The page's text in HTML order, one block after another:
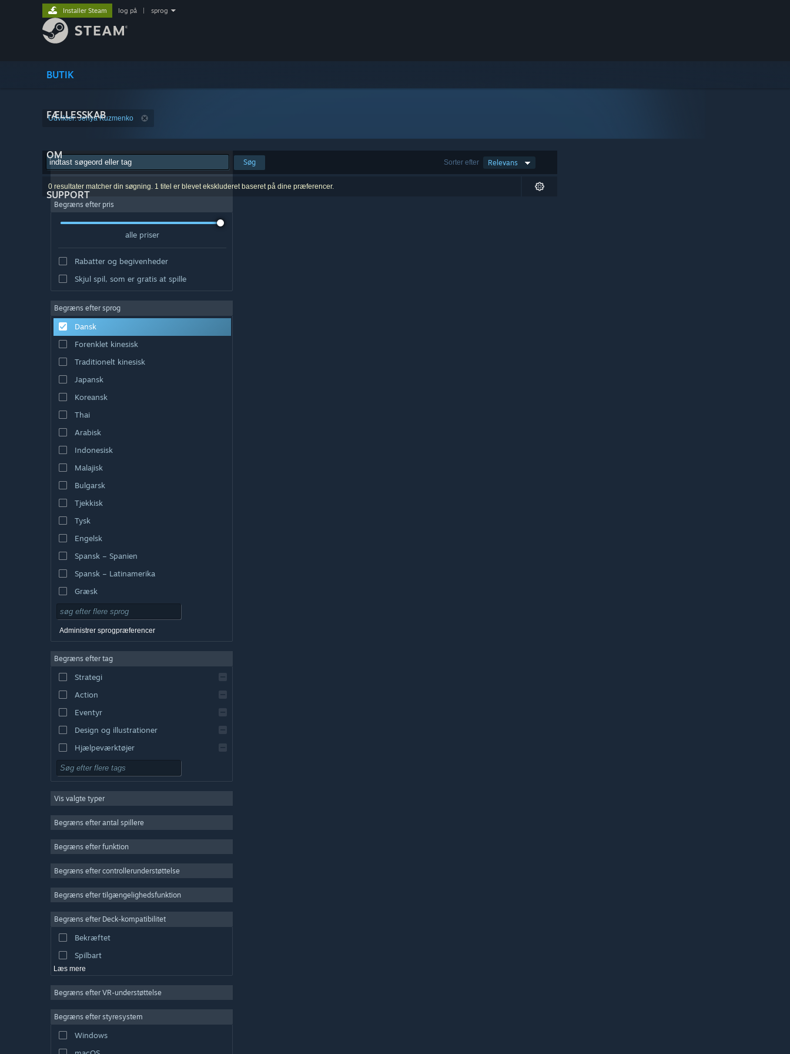
BUTIK
FÆLLESSKAB
OM
SUPPORT
Installer Steam log på sprog
Udvikler: Jenya Kuzmenko
Sorter efter Relevans
Søg
0 resultater matcher din søgning. 1 titel er blevet ekskluderet baseret på dine præferencer.
Begræns efter pris
alle priser
Rabatter og begivenheder
Skjul spil, som er gratis at spille
Begræns efter sprog
Dansk
Forenklet kinesisk
Traditionelt kinesisk
Japansk
Koreansk
Thai
Arabisk
Indonesisk
Malajisk
Bulgarsk
Tjekkisk
Tysk
Engelsk
Spansk – Spanien
Spansk – Latinamerika
Græsk
Administrer sprogpræferencer
Begræns efter tag
Strategi
Action
Eventyr
Design og illustrationer
Hjælpeværktøjer
Gratis at spille
Massiv multiplayer
Indie
Simulation
Videoproduktion
Billedredigering
Vis valgte typer
Begræns efter antal spillere
Begræns efter funktion
Begræns efter controllerunderstøttelse
Begræns efter tilgængelighedsfunktion
Begræns efter Deck-kompatibilitet
Bekræftet
Spilbart
Læs mere
Begræns efter VR-understøttelse
Begræns efter styresystem
Windows